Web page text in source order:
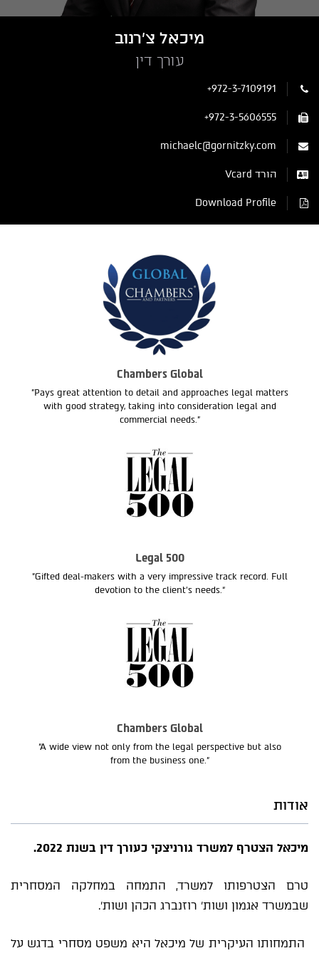
מיכאל צ'רנוב
עורך דין
+972-3-7109191
+972-3-5606555
michaelc@gornitzky.com
הורד Vcard
Download Profile
Chambers Global
"Pays great attention to detail and approaches legal matters
with good strategy, taking into consideration legal and
commercial needs."
Legal 500
"Gifted deal-makers with a very impressive track record. Full
devotion to the client’s needs.“
Chambers Global
“A wide view not only from the legal perspective but also
from the business one.”
אודות
מיכאל הצטרף למשרד גורניצקי כעורך דין בשנת 2022.
טרם הצטרפותו למשרד, התמחה במחלקה המסחרית
שבמשרד אגמון ושות' רוזנברג הכהן ושות'.
התמחותו העיקרית של מיכאל היא משפט מסחרי בדגש על